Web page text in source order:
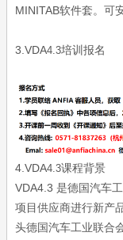
MINITAB软件套。可
3.VDA4.3培训报名
4.VDA4.3课程背景
VDA4.3 是德国汽车
项目供应商进行新产
头德国汽车工业联合